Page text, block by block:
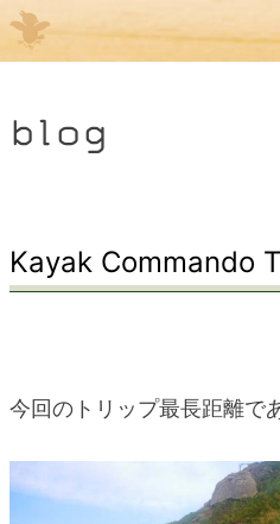
HOME
くまのバックパッカー
くまのエクスペリエン
blog
Kayak Commando
今回のトリップ最長距離で